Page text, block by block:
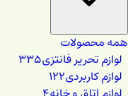
همه محصولات
لوازم تحریر فانتزی۳۳۵
لوازم کاربردی۱۲۲